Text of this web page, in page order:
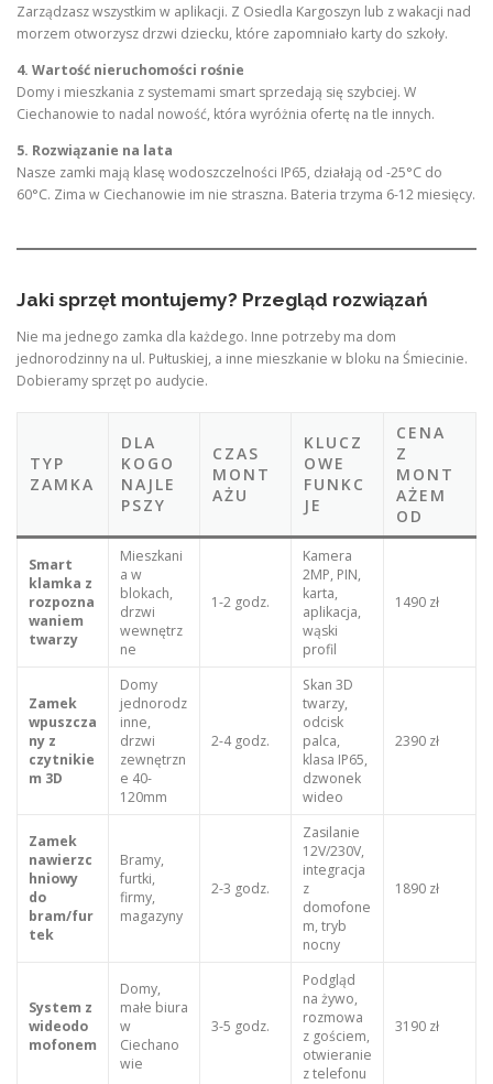
Zarządzasz wszystkim w aplikacji. Z Osiedla Kargoszyn lub z wakacji nad
morzem otworzysz drzwi dziecku, które zapomniało karty do szkoły.
4. Wartość nieruchomości rośnie
Domy i mieszkania z systemami smart sprzedają się szybciej. W
Ciechanowie to nadal nowość, która wyróżnia ofertę na tle innych.
5. Rozwiązanie na lata
Nasze zamki mają klasę wodoszczelności IP65, działają od -25°C do
60°C. Zima w Ciechanowie im nie straszna. Bateria trzyma 6-12 miesięcy.
Jaki sprzęt montujemy? Przegląd rozwiązań
Nie ma jednego zamka dla każdego. Inne potrzeby ma dom
jednorodzinny na ul. Pułtuskiej, a inne mieszkanie w bloku na Śmiecinie.
Dobieramy sprzęt po audycie.
TYP
ZAMKA
DLA
KOGO
NAJLE
PSZY
CZAS
MONT
AŻU
KLUCZ
OWE
FUNKC
JE
CENA
Z
MONT
AŻEM
OD
Smart
klamka z
rozpozna
waniem
twarzy
Mieszkani
a w
blokach,
drzwi
wewnętrz
ne
1-2 godz.
Kamera
2MP, PIN,
karta,
aplikacja,
wąski
profil
1490 zł
Zamek
wpuszcza
ny z
czytnikie
m 3D
Domy
jednorodz
inne,
drzwi
zewnętrzn
e 40-
120mm
2-4 godz.
Skan 3D
twarzy,
odcisk
palca,
klasa IP65,
dzwonek
wideo
2390 zł
Zamek
nawierzc
hniowy
do
bram/fur
tek
Bramy,
furtki,
firmy,
magazyny
2-3 godz.
Zasilanie
12V/230V,
integracja
z
domofone
m, tryb
nocny
1890 zł
System z
wideodo
mofonem
Domy,
małe biura
w
Ciechano
wie
3-5 godz.
Podgląd
na żywo,
rozmowa
z gościem,
otwieranie
z telefonu
3190 zł